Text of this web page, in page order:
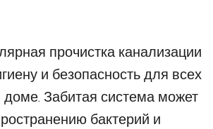
прочистка канализации
и безопасность для всех
Забитая система может
бактерий и